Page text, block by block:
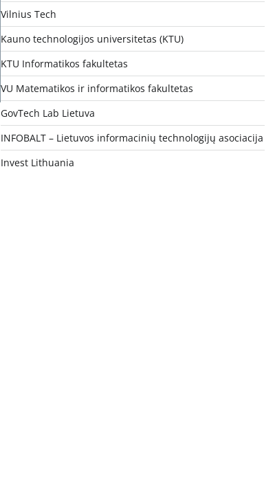
Vilnius Tech
Kauno technologijos universitetas (KTU)
KTU Informatikos fakultetas
VU Matematikos ir informatikos fakultetas
GovTech Lab Lietuva
INFOBALT – Lietuvos informacinių technologijų asociacija
Invest Lithuania